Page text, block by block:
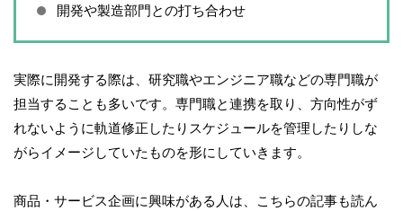
開発や製造部門との打ち合わせ
実際に開発する際は、研究職やエンジニア職などの専門職が
担当することも多いです。専門職と連携を取り、方向性がず
れないように軌道修正したりスケジュールを管理したりしな
がらイメージしていたものを形にしていきます。
商品・サービス企画に興味がある人は、こちらの記事も読ん